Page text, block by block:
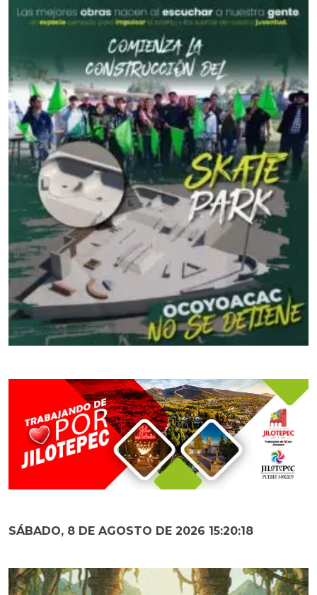
SÁBADO, 8 DE AGOSTO DE 2026 15:20:19